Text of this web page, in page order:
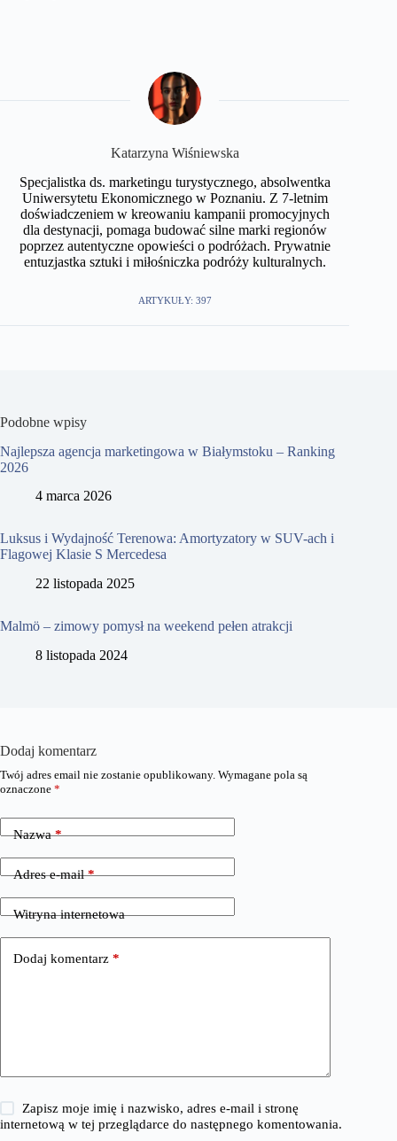
Katarzyna Wiśniewska
Specjalistka ds. marketingu turystycznego, absolwentka
Uniwersytetu Ekonomicznego w Poznaniu. Z 7-letnim
doświadczeniem w kreowaniu kampanii promocyjnych
dla destynacji, pomaga budować silne marki regionów
poprzez autentyczne opowieści o podróżach. Prywatnie
entuzjastka sztuki i miłośniczka podróży kulturalnych.
ARTYKUŁY: 397
Podobne wpisy
Najlepsza agencja marketingowa w Białymstoku – Ranking
2026
4 marca 2026
Luksus i Wydajność Terenowa: Amortyzatory w SUV-ach i
Flagowej Klasie S Mercedesa
22 listopada 2025
Malmö – zimowy pomysł na weekend pełen atrakcji
8 listopada 2024
Dodaj komentarz
Twój adres email nie zostanie opublikowany. Wymagane pola są
oznaczone *
Nazwa*
Adres e-mail*
Witryna internetowa
Dodaj komentarz *
Zapisz moje imię i nazwisko, adres e-mail i stronę
internetową w tej przeglądarce do następnego komentowania.